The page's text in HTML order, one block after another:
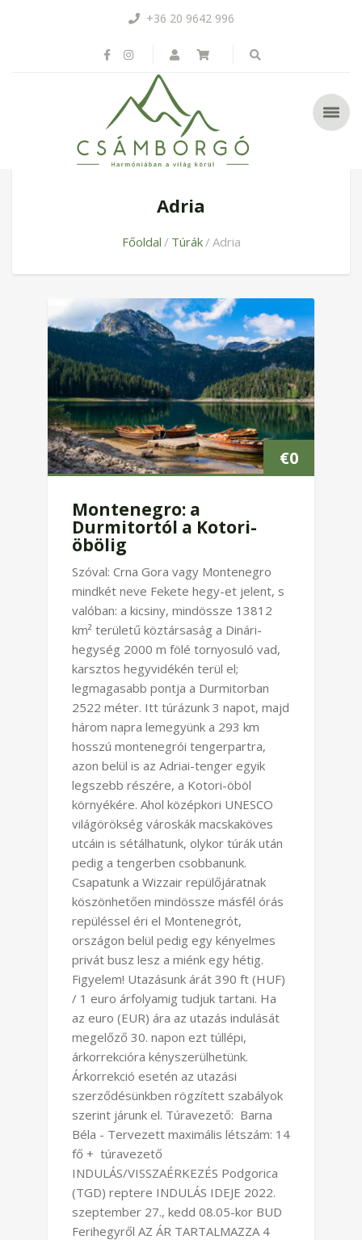
+36 20 9642 996
Adria
Főoldal Túrák Adria
€0
Montenegro: a
Durmitortól a Kotori-
öbölig
Szóval: Crna Gora vagy Montenegro
mindkét neve Fekete hegy-et jelent, s
valóban: a kicsiny, mindössze 13812
km² területű köztársaság a Dinári-
hegység 2000 m fölé tornyosuló vad,
karsztos hegyvidékén terül el;
legmagasabb pontja a Durmitorban
2522 méter. Itt túrázunk 3 napot, majd
három napra lemegyünk a 293 km
hosszú montenegrói tengerpartra,
azon belül is az Adriai-tenger egyik
legszebb részére, a Kotori-öböl
környékére. Ahol középkori UNESCO
világörökség városkák macskaköves
utcáin is sétálhatunk, olykor túrák után
pedig a tengerben csobbanunk.
Csapatunk a Wizzair repülőjáratnak
köszönhetően mindössze másfél órás
repüléssel éri el Montenegrót,
országon belül pedig egy kényelmes
privát busz lesz a miénk egy hétig.
Figyelem! Utazásunk árát 390 ft (HUF)
/ 1 euro árfolyamig tudjuk tartani. Ha
az euro (EUR) ára az utazás indulását
megelőző 30. napon ezt túllépi,
árkorrekcióra kényszerülhetünk.
Árkorrekció esetén az utazási
szerződésünkben rögzített szabályok
szerint járunk el. Túravezető: Barna
Béla - Tervezett maximális létszám: 14
fő + túravezető
INDULÁS/VISSZAÉRKEZÉS Podgorica
(TGD) reptere INDULÁS IDEJE 2022.
szeptember 27., kedd 08.05-kor BUD
Ferihegyről AZ ÁR TARTALMAZZA 4